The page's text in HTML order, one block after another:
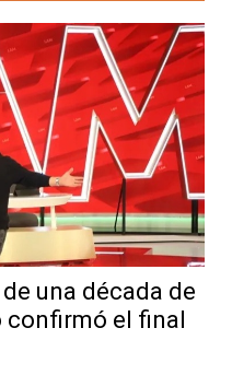
una década de
el final